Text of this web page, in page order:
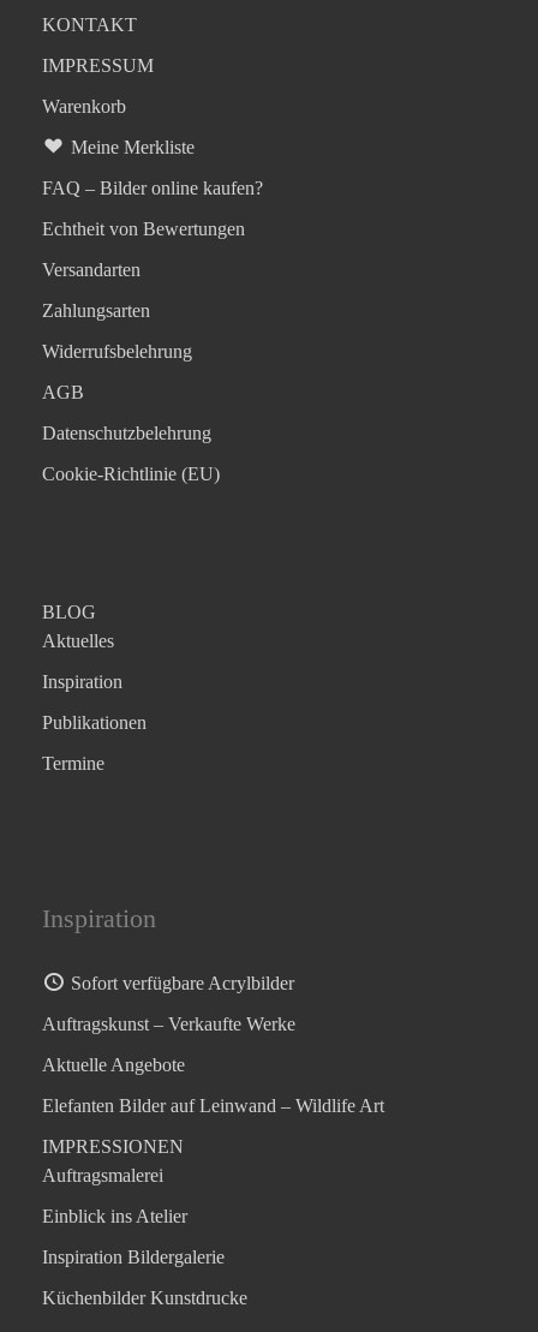
KONTAKT
IMPRESSUM
Warenkorb
Meine Merkliste
FAQ – Bilder online kaufen?
Echtheit von Bewertungen
Versandarten
Zahlungsarten
Widerrufsbelehrung
AGB
Datenschutzbelehrung
Cookie-Richtlinie (EU)
BLOG
Aktuelles
Inspiration
Publikationen
Termine
Inspiration
Sofort verfügbare Acrylbilder
Auftragskunst – Verkaufte Werke
Aktuelle Angebote
Elefanten Bilder auf Leinwand – Wildlife Art
IMPRESSIONEN
Auftragsmalerei
Einblick ins Atelier
Inspiration Bildergalerie
Küchenbilder Kunstdrucke